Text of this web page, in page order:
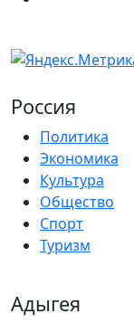
Россия
Политика
Экономика
Культура
Общество
Спорт
Туризм
Адыгея